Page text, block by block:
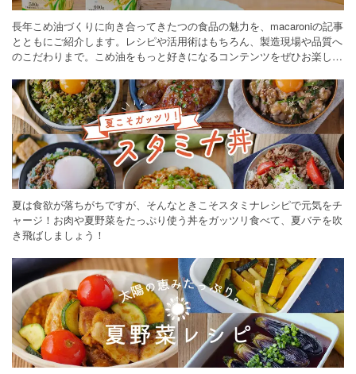
長年こめ油づくりに向き合ってきたつの食品の魅力を、macaroniの記事
とともにご紹介します。レシピや活用術はもちろん、製造現場や品質へ
のこだわりまで。こめ油をもっと好きになるコンテンツをぜひお楽しみ
夏は食欲が落ちがちですが、そんなときこそスタミナレシピで元気をチ
ャージ！お肉や夏野菜をたっぷり使う丼をガッツリ食べて、夏バテを吹
き飛ばしましょう！